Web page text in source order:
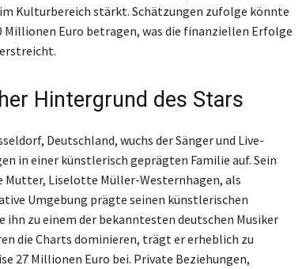
Kulturbereich stärkt. Schätzungen zufolge könnte
Millionen Euro betragen, was die finanziellen Erfolge
Hintergrund des Stars
Deutschland, wuchs der Sänger und Live-
in einer künstlerisch geprägten Familie auf. Sein
Mutter, Liselotte Müller-Westernhagen, als
Umgebung prägte seinen künstlerischen
ihn zu einem der bekanntesten deutschen Musiker
die Charts dominieren, trägt er erheblich zu
27 Millionen Euro bei. Private Beziehungen,